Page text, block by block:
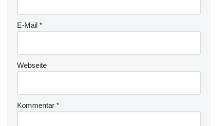
E-Mail *
Webseite
Kommentar *